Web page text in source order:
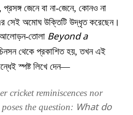
জেনে বা না-জেনে, কোনও না
অমোঘ উক্তিটি উদ্ধৃত করেছেন।
আলোড়ন-তোলা Beyond a
থেকে প্রকাশিত হয়, তখন এই
স্পষ্ট লিখে দেন—
cricket reminiscences nor
the question: What do